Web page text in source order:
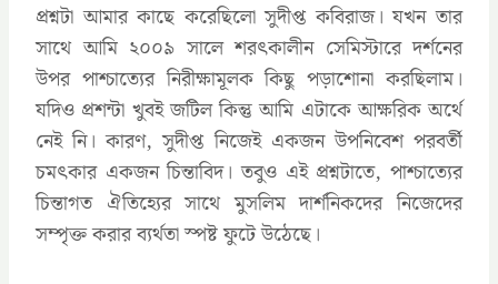
প্রশ্নটা আমার কাছে করেছিলো সুদীপ্ত কবিরাজ। যখন তার
সাথে আমি ২০০৯ সালে শরৎকালীন সেমিস্টারে দর্শনের
উপর পাশ্চাত্যের নিরীক্ষামূলক কিছু পড়াশোনা করছিলাম।
যদিও প্রশন্টা খুবই জটিল কিন্তু আমি এটাকে আক্ষরিক অর্থে
নেই নি। কারণ, সুদীপ্ত নিজেই একজন উপনিবেশ পরবর্তী
চমৎকার একজন চিন্তাবিদ। তবুও এই প্রশ্নটাতে, পাশ্চাত্যের
চিন্তাগত ঐতিহ্যের সাথে মুসলিম দার্শনিকদের নিজেদের
সম্পৃক্ত করার ব্যর্থতা স্পষ্ট ফুটে উঠেছে।